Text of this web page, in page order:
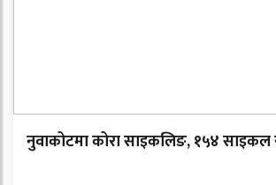
नुवाकोटमा कोरा साइकलिङ, १५४ साइकल